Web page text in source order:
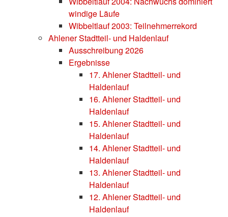
windige Läufe
Wibbeltlauf 2003: Teilnehmerrekord
Ahlener Stadtteil- und Haldenlauf
Ausschreibung 2026
Ergebnisse
17. Ahlener Stadtteil- und
Haldenlauf
16. Ahlener Stadtteil- und
Haldenlauf
15. Ahlener Stadtteil- und
Haldenlauf
14. Ahlener Stadtteil- und
Haldenlauf
13. Ahlener Stadtteil- und
Haldenlauf
12. Ahlener Stadtteil- und
Haldenlauf